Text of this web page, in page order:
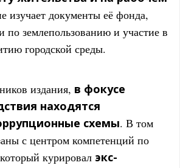
изучает документы её фонда,
по землепользованию и участие в
городской среды.
издания, в фокусе
находятся
схемы. В том
с центром компетенций по
курировал экс-